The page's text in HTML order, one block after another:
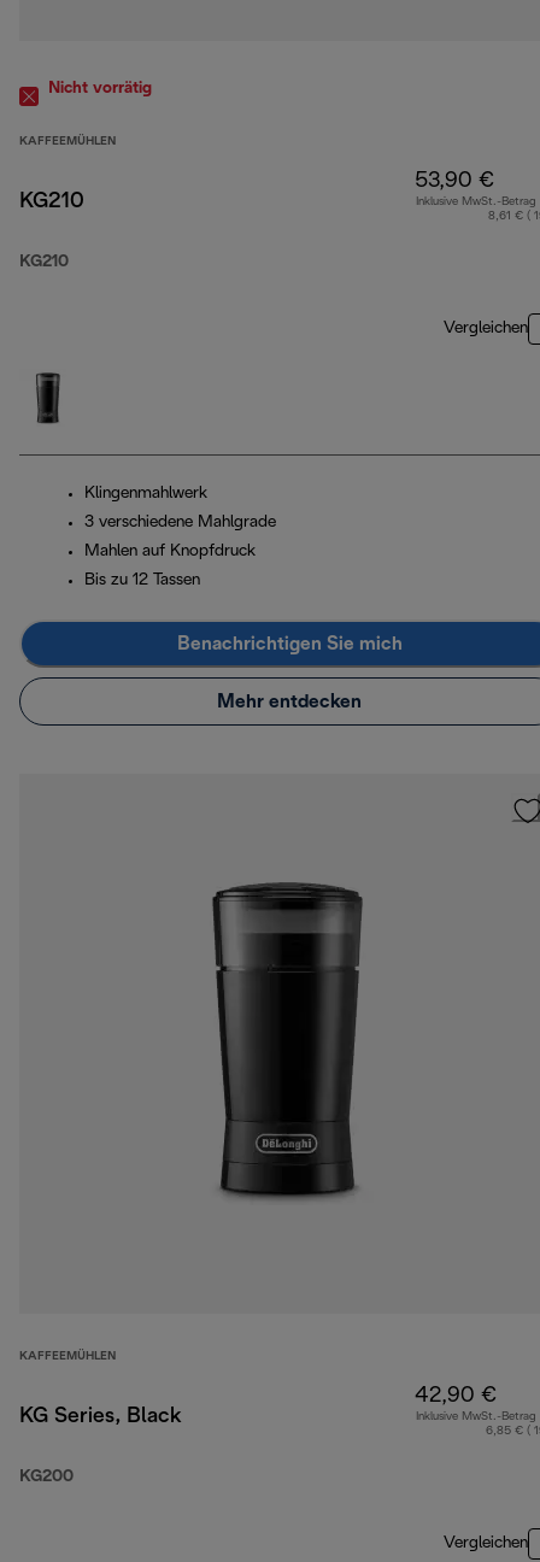
Nicht vorrätig
KAFFEEMÜHLEN
KG210
KG210
53,90 €
Inklusive MwSt.-Betrag
8,61 € (
Vergleichen
Klingenmahlwerk
3 verschiedene Mahlgrade
Mahlen auf Knopfdruck
Bis zu 12 Tassen
Benachrichtigen Sie mich
Mehr entdecken
KAFFEEMÜHLEN
KG Series, Black
KG200
42,90 €
Inklusive MwSt.-Betrag
6,85 € (
Vergleichen